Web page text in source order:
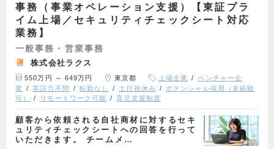
事務（事業オペレーション支援）【東証プラ
イム上場／セキュリティチェックシート対応
業務】
一般事務・営業事務
株式会社ラクス
550万円 ～ 649万円 東京都 上場企業
ベンチャー企
業
英語力不問 転勤なし 土日祝休み
ポテンシャル採用（未経験
可）
リモートワーク可能 育児支援制度
顧客から依頼される自社商材に対するセキ
ュリティチェックシートへの回答を行って
いただきます。 チームメ…